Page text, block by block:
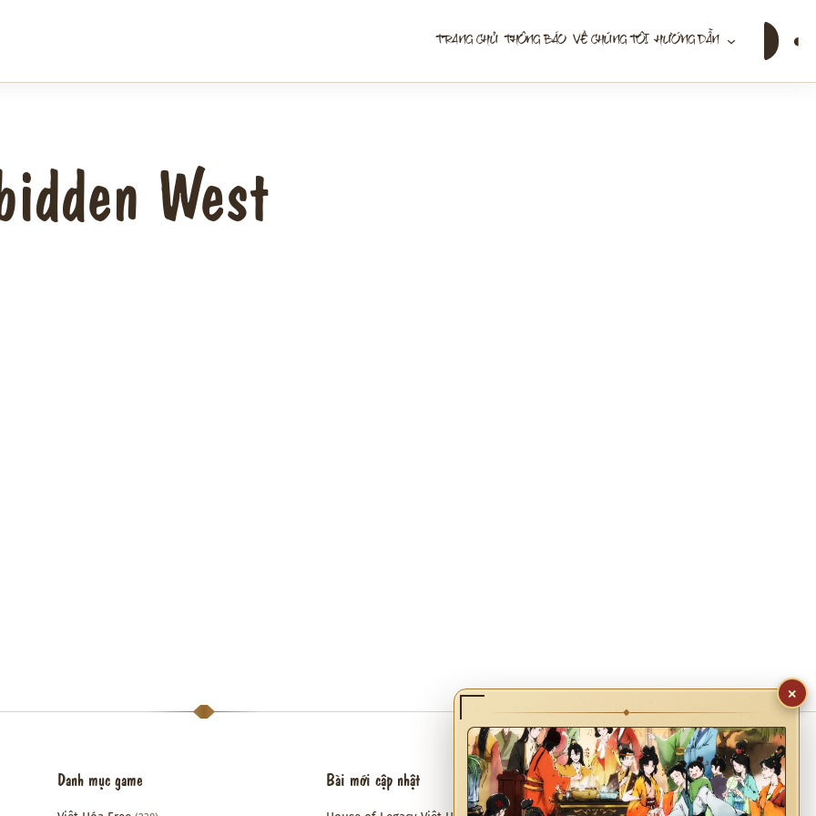
TRANG CHỦ THÔNG BÁO VỀ CHÚNG TÔI HƯỚNG DẪN
kiếm
◐
West
Danh mục game Bài mới cập nhật Hỗ trợ
×
◆